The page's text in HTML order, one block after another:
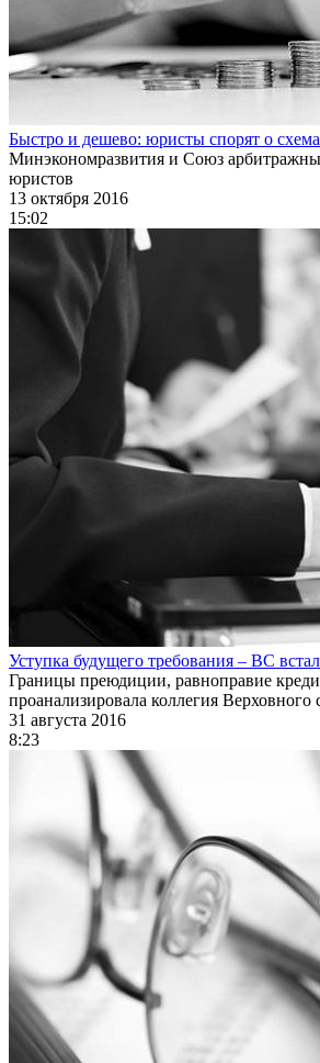
Быстро и дешево: юристы спорят о
Минэкономразвития и Союз
юристов
13 октября 2016
15:02
Уступка будущего требования – ВС
Границы преюдиции, равноправие
проанализировала коллегия
31 августа 2016
8:23